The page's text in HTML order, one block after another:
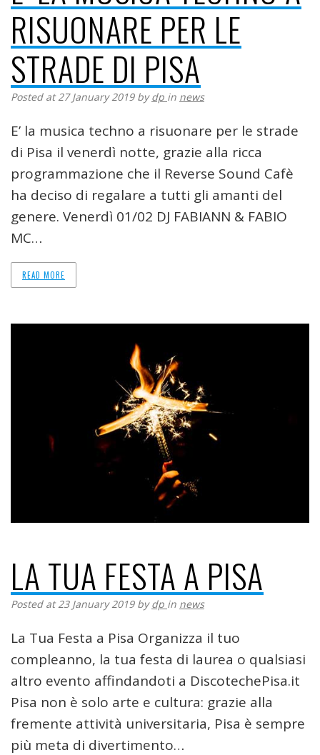
RISUONARE PER LE
STRADE DI PISA
Posted at 27 January 2019 bydp in news
E’ la musica techno a risuonare per le strade
di Pisa il venerdì notte, grazie alla ricca
programmazione che il Reverse Sound Cafè
ha deciso di regalare a tutti gli amanti del
genere. Venerdì 01/02 DJ FABIANN & FABIO
MC…
READ MORE
LA TUA FESTA A PISA
Posted at 23 January 2019 bydp in news
La Tua Festa a Pisa Organizza il tuo
compleanno, la tua festa di laurea o qualsiasi
altro evento affindandoti a DiscotechePisa.it
Pisa non è solo arte e cultura: grazie alla
fremente attività universitaria, Pisa è sempre
più meta di divertimento…